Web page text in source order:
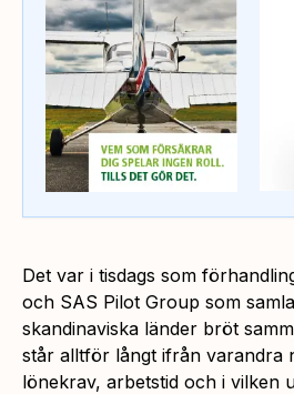
Det var i tisdags som
och SAS Pilot Group som
skandinaviska länder bröt
står alltför långt ifrån varandra
lönekrav, arbetstid och i vilken